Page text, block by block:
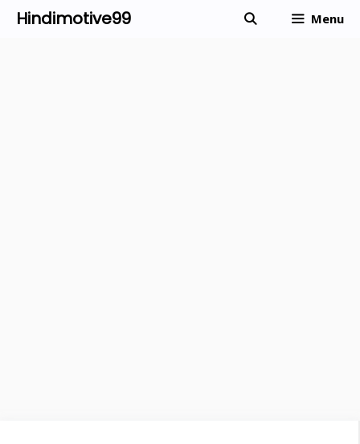
SkipHindimotive99 Menu